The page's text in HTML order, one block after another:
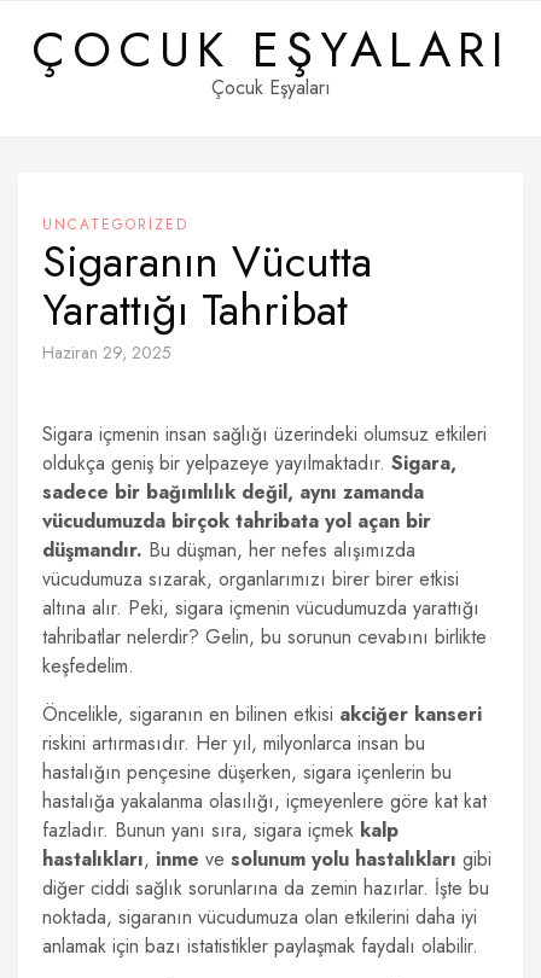
contentÇOCUK EŞYALARI
Çocuk Eşyaları
UNCATEGORIZED
Sigaranın Vücutta
Yarattığı Tahribat
Haziran 29, 2025
Sigara içmenin insan sağlığı üzerindeki olumsuz etkileri
oldukça geniş bir yelpazeye yayılmaktadır. Sigara,
sadece bir bağımlılık değil, aynı zamanda
vücudumuzda birçok tahribata yol açan bir
düşmandır. Bu düşman, her nefes alışımızda
vücudumuza sızarak, organlarımızı birer birer etkisi
altına alır. Peki, sigara içmenin vücudumuzda yarattığı
tahribatlar nelerdir? Gelin, bu sorunun cevabını birlikte
keşfedelim.
Öncelikle, sigaranın en bilinen etkisi akciğer kanseri
riskini artırmasıdır. Her yıl, milyonlarca insan bu
hastalığın pençesine düşerken, sigara içenlerin bu
hastalığa yakalanma olasılığı, içmeyenlere göre kat kat
fazladır. Bunun yanı sıra, sigara içmek kalp
hastalıkları, inme ve solunum yolu hastalıkları gibi
diğer ciddi sağlık sorunlarına da zemin hazırlar. İşte bu
noktada, sigaranın vücudumuza olan etkilerini daha iyi
anlamak için bazı istatistikler paylaşmak faydalı olabilir.